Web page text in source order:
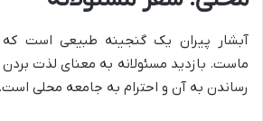
آبشار پیران یک گنجینه طبیعی است
ماست. بازدید مسئولانه به معنای لذت
رساندن به آن و احترام به جامعه محلی است.